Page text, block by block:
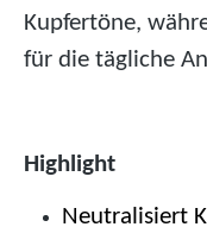
Kupfertöne,
für die tägliche
Highlight
Neutralisiert